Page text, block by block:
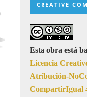
CREATIVE
Esta obra está
Licencia
Atribución-
CompartirIgual